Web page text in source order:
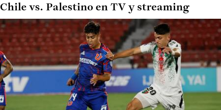
Chile vs. Palestino en TV y streaming